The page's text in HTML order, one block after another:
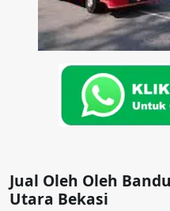
Jual Oleh Oleh
Utara Bekasi